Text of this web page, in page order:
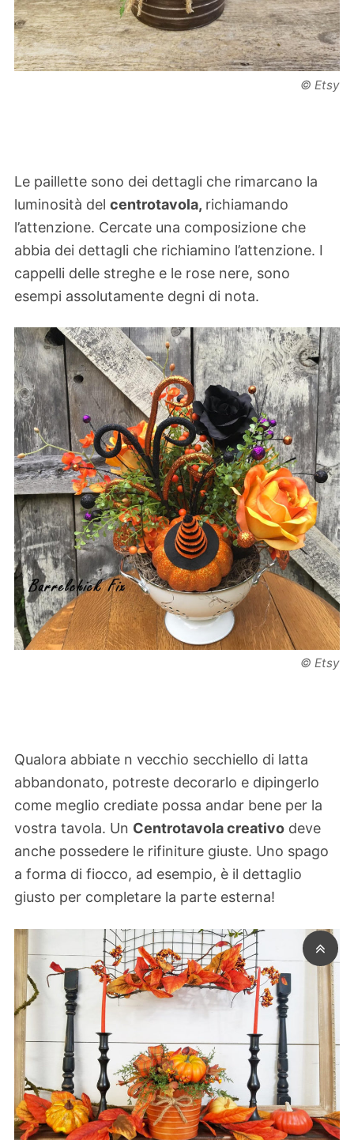
© Etsy
Le paillette sono dei dettagli che rimarcano la
luminosità del centrotavola, richiamando
l’attenzione. Cercate una composizione che
abbia dei dettagli che richiamino l’attenzione. I
cappelli delle streghe e le rose nere, sono
esempi assolutamente degni di nota.
© Etsy
Qualora abbiate n vecchio secchiello di latta
abbandonato, potreste decorarlo e dipingerlo
come meglio crediate possa andar bene per la
vostra tavola. Un Centrotavola creativo deve
anche possedere le rifiniture giuste. Uno spago
a forma di fiocco, ad esempio, è il dettaglio
giusto per completare la parte esterna!